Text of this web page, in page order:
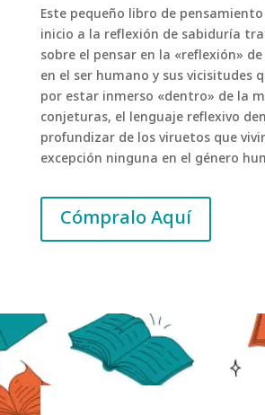
Este pequeño libro de
inicio a la reflexión de sabiduría
sobre el pensar en la «reflexión»
en el ser humano y sus vicisitudes
por estar inmerso «dentro» de la
conjeturas, el lenguaje reflexivo
profundizar de los viruetos que
excepción ninguna en el género
Cómpralo Aquí